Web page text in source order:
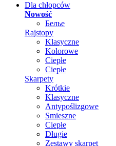
Dla chłopców
Nowość
Белье
Rajstopy
Klasyczne
Kolorowe
Ciepłe
Ciepłe
Skarpety
Krótkie
Klasyczne
Antypoślizgowe
Smieszne
Ciepłe
Długie
Zestawy skarpet